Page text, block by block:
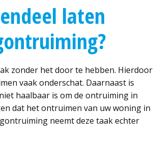
laten
zonder het door te hebben. Hierdoor
vaak onderschat. Daarnaast is
haalbaar is om de ontruiming in
dat het ontruimen van uw woning in
neemt deze taak echter